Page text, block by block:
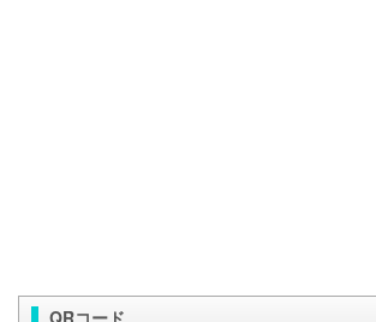
QRコード